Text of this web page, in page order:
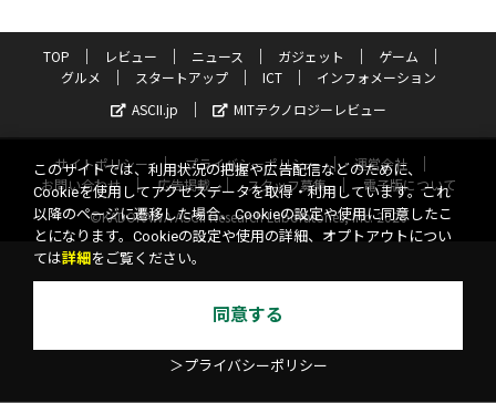
TOP レビュー ニュース ガジェット
ゲーム
グルメ
スタートアップ ICT
インフォメーション
ASCII.jp
MITテクノロジーレビュー
サイトポリシー プライバシーポリシー
運営会社
お問い合わせ
広告掲載 スタッフ募集
電子版について
©KADOKAWA ASCII Research Laboratories, Inc. 2026
このサイトでは、利用状況の把握や広告配信などのために、
Cookieを使用してアクセスデータを取得・利用しています。これ
以降のページに遷移した場合、Cookieの設定や使用に同意したこ
とになります。Cookieの設定や使用の詳細、オプトアウトについ
ては詳細 をご覧ください。
同意する
＞プライバシーポリシー